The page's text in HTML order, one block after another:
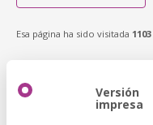
Esa página ha sido visitada 1103
Versión
impresa